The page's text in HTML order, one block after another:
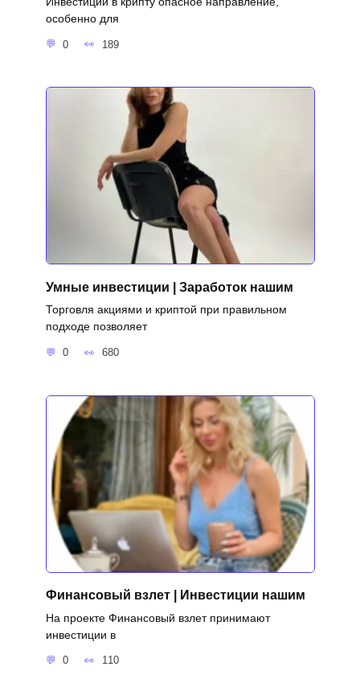
особенно для
0 189
Умные инвестиции | Заработок нашим
Торговля акциями и криптой при правильном
подходе позволяет
0 680
Финансовый взлет | Инвестиции нашим
На проекте Финансовый взлет принимают
инвестиции в
0 110